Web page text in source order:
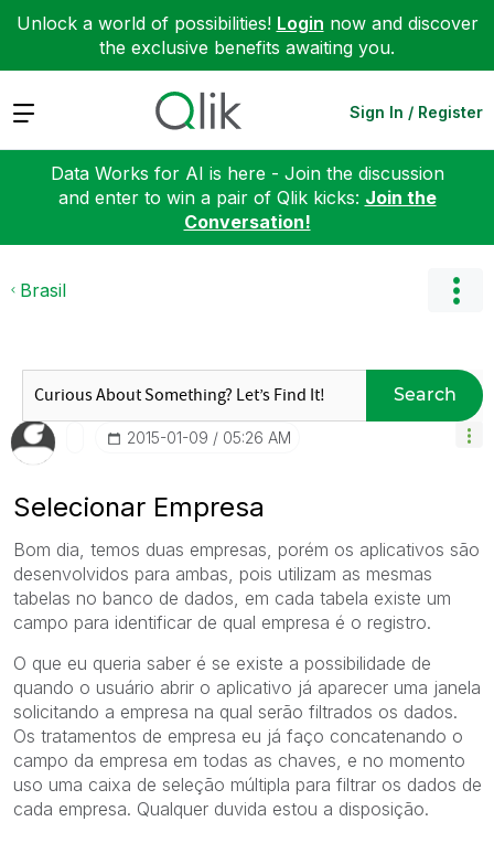
Unlock a world of possibilities! Login now and discover
the exclusive benefits awaiting you.
Expand Sign In / Register
Data Works for AI is here - Join the discussion
and enter to win a pair of Qlik kicks: Join the
Conversation!
Brasil
Search
‎2015-01-09 05:26 AM
Selecionar Empresa
Bom dia, temos duas empresas, porém os aplicativos são
desenvolvidos para ambas, pois utilizam as mesmas
tabelas no banco de dados, em cada tabela existe um
campo para identificar de qual empresa é o registro.
O que eu queria saber é se existe a possibilidade de
quando o usuário abrir o aplicativo já aparecer uma janela
solicitando a empresa na qual serão filtrados os dados.
Os tratamentos de empresa eu já faço concatenando o
campo da empresa em todas as chaves, e no momento
uso uma caixa de seleção múltipla para filtrar os dados de
cada empresa. Qualquer duvida estou a disposição.